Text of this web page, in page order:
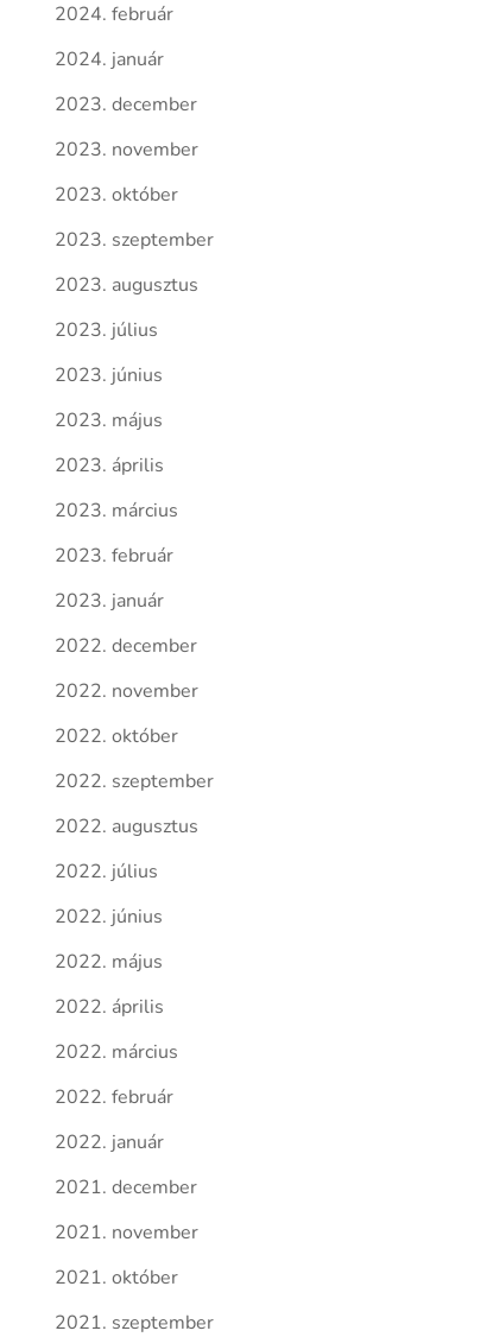
2024. február
2024. január
2023. december
2023. november
2023. október
2023. szeptember
2023. augusztus
2023. július
2023. június
2023. május
2023. április
2023. március
2023. február
2023. január
2022. december
2022. november
2022. október
2022. szeptember
2022. augusztus
2022. július
2022. június
2022. május
2022. április
2022. március
2022. február
2022. január
2021. december
2021. november
2021. október
2021. szeptember